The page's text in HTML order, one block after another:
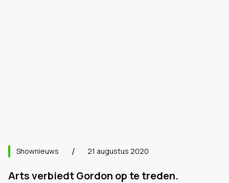
Shownieuws 21 augustus 2020
Arts verbiedt Gordon op te treden.